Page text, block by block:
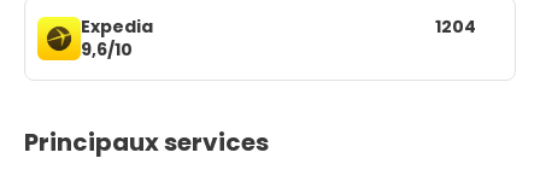
Expedia
9,6/10
1204
Principaux services